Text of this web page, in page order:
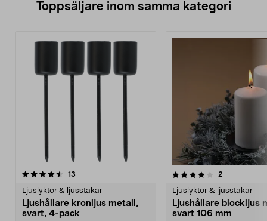
Toppsäljare inom samma kategori
13
Ljuslyktor & ljusstakar
Ljushållare kronljus metall,
svart, 4-pack
4.0 av 5 stjärnor 2
Ljuslyktor & ljusstakar
Ljushållare blockljus
svart 106 mm
4.5 av 5 stjärnor